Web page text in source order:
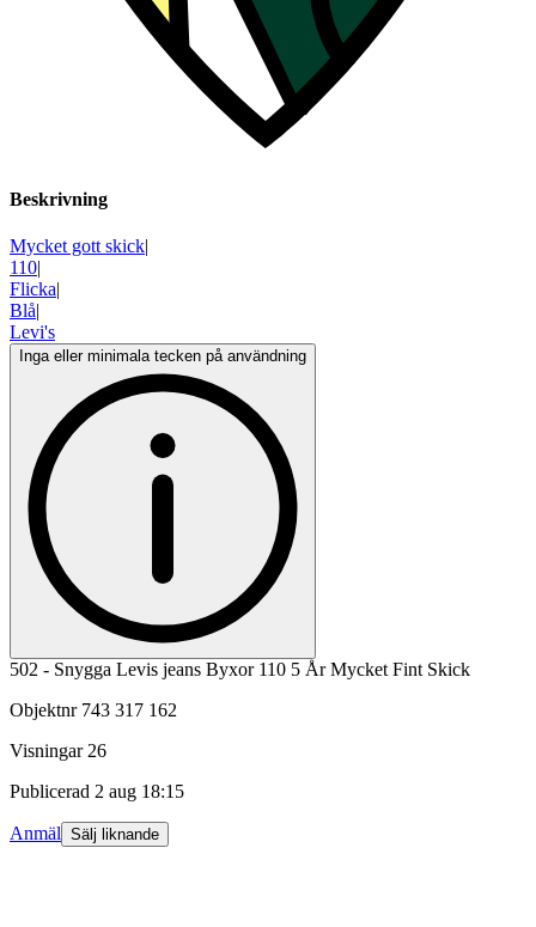
Beskrivning
Mycket gott skick|
110|
Flicka|
Blå|
Levi's
Inga eller minimala tecken på användning
502 - Snygga Levis jeans Byxor 110 5 År Mycket Fint Skick
Objektnr 743 317 162
Visningar 26
Publicerad 2 aug 18:15
Anmäl Sälj liknande